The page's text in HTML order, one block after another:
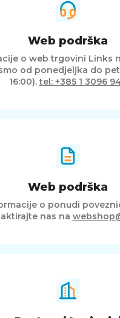
Web podrška
o web trgovini Links
od ponedjeljka do
16:00).tel: +385 1 3096
Web podrška
o ponudi
nas na